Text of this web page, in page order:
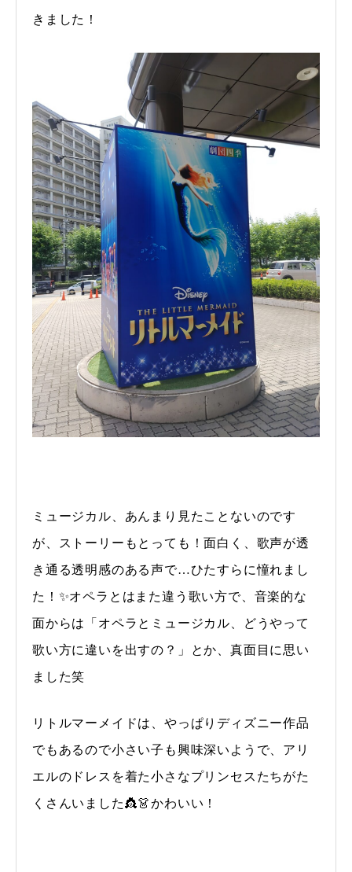
きました！
ミュージカル、あんまり見たことないのです
が、ストーリーもとっても！面白く、歌声が透
き通る透明感のある声で…ひたすらに憧れまし
た！✨オペラとはまた違う歌い方で、音楽的な
面からは「オペラとミュージカル、どうやって
歌い方に違いを出すの？」とか、真面目に思い
ました笑
リトルマーメイドは、やっぱりディズニー作品
でもあるので小さい子も興味深いようで、アリ
エルのドレスを着た小さなプリンセスたちがた
くさんいました👸👗かわいい！